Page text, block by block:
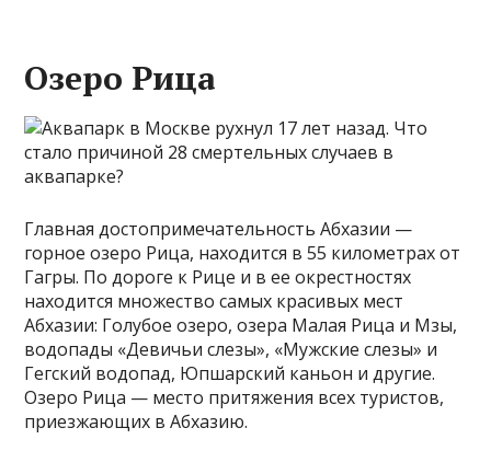
Озеро Рица
Главная достопримечательность Абхазии —
горное озеро Рица, находится в 55 километрах от
Гагры. По дороге к Рице и в ее окрестностях
находится множество самых красивых мест
Абхазии: Голубое озеро, озера Малая Рица и Мзы,
водопады «Девичьи слезы», «Мужские слезы» и
Гегский водопад, Юпшарский каньон и другие.
Озеро Рица — место притяжения всех туристов,
приезжающих в Абхазию.